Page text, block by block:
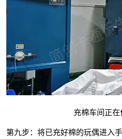
充棉车间正在
第九步：将已充好棉的玩偶进入